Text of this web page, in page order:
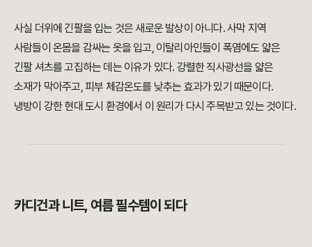
사실 더위에 긴팔을 입는 것은 새로운 발상이 아니다. 사막 지역
사람들이 온몸을 감싸는 옷을 입고, 이탈리아인들이 폭염에도 얇은
긴팔 셔츠를 고집하는 데는 이유가 있다. 강렬한 직사광선을 얇은
소재가 막아주고, 피부 체감온도를 낮추는 효과가 있기 때문이다.
냉방이 강한 현대 도시 환경에서 이 원리가 다시 주목받고 있는 것이다.
카디건과 니트, 여름 필수템이 되다